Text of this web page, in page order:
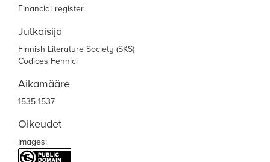
Financial register
Julkaisija
Finnish Literature Society (SKS)
Codices Fennici
Aikamääre
1535-1537
Oikeudet
Images: